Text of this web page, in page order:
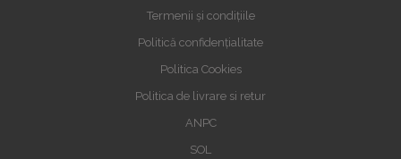
Termenii și condițiile
Politică confidențialitate
Politica Cookies
Politica de livrare si retur
ANPC
SOL